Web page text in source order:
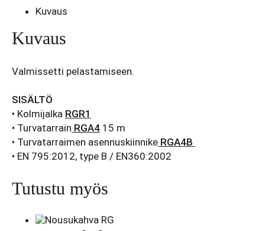
määräKuvaus
Kuvaus
Valmissetti pelastamiseen.
SISÄLTÖ
• Kolmijalka RGR1
• Turvatarrain RGA4 15 m
• Turvatarraimen asennuskiinnike RGA4B
• EN 795:2012, type B / EN360:2002
Tutustu myös